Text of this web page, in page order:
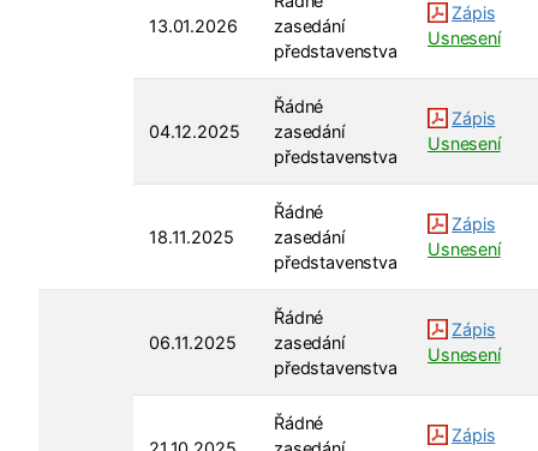
13.01.2026
zasedání
představenstva
Zápis
Usnesení
04.12.2025
Řádné
zasedání
představenstva
Zápis
Usnesení
18.11.2025
Řádné
zasedání
představenstva
Zápis
Usnesení
06.11.2025
Řádné
zasedání
představenstva
Zápis
Usnesení
Řádné
Zápis